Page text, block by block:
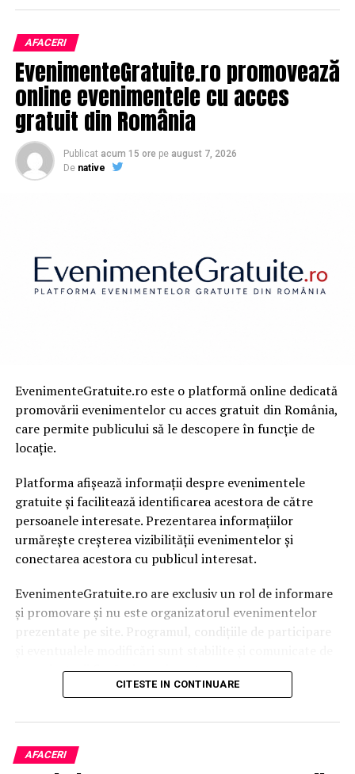
AFACERI
EvenimenteGratuite.ro promovează
online evenimentele cu acces
gratuit din România
Publicat acum 15 ore pe august 7, 2026
De native
EvenimenteGratuite.ro este o platformă online dedicată
promovării evenimentelor cu acces gratuit din România,
care permite publicului să le descopere în funcție de
locație.
Platforma afișează informații despre evenimentele
gratuite și facilitează identificarea acestora de către
persoanele interesate. Prezentarea informațiilor
urmărește creșterea vizibilității evenimentelor și
conectarea acestora cu publicul interesat.
EvenimenteGratuite.ro are exclusiv un rol de informare
și promovare și nu este organizatorul evenimentelor
prezentate pe site. Programul, condițiile de participare
organizatorii fiecărui eveniment.
înainte de participare.
Organizatorii care doresc să crească vizibilitatea unui
CITESTE IN CONTINUARE
AFACERI